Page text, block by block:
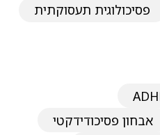
פסיכולוגית תעסוקתית
אבחון פסיכודידקטי